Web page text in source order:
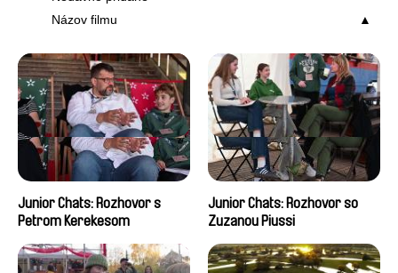
Názov filmu
Junior Chats: Rozhovor s
Petrom Kerekesom
Junior Chats: Rozhovor so
Zuzanou Piussi